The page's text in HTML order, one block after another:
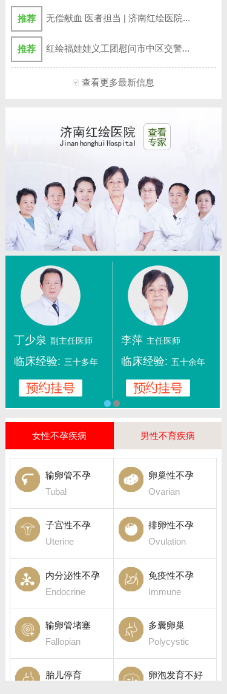
推荐 无偿献血 医者担当 | 济南红绘医院...
推荐 红绘福娃娃义工团慰问市中区交警...
查看更多最新信息
丁少泉 副主任医师
临床经验: 三十多年
李萍 主任医师
临床经验: 五十余年
1 2
女性不孕疾病 男性不育疾病
输卵管不孕
Tubal
卵巢性不孕
Ovarian
子宫性不孕
Uterine
排卵性不孕
Ovulation
内分泌性不孕
Endocrine
免疫性不孕
Immune
输卵管堵塞
Fallopian
多囊卵巢
Polycystic
胎儿停育
卵泡发育不好